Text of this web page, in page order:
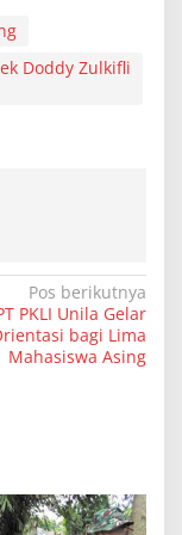
Doddy Zulkifli
Pos berikutnya
PKLI Unila Gelar
bagi Lima
Mahasiswa Asing